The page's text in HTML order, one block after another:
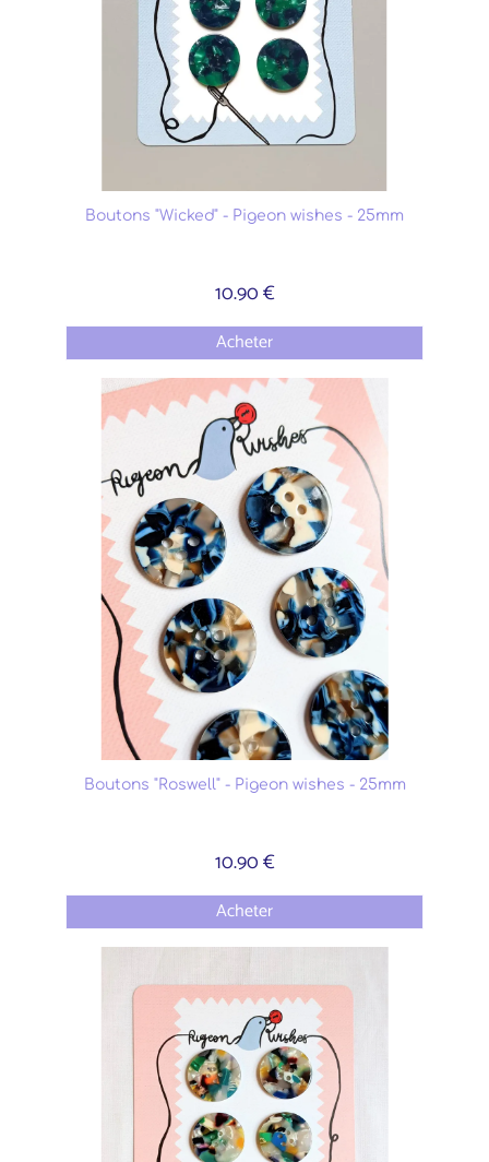
Boutons "Wicked" - Pigeon wishes - 25mm
10.90 €
Acheter
Boutons "Roswell" - Pigeon wishes - 25mm
10.90 €
Acheter